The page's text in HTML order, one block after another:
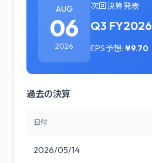
AUG
06
2026
次回決算発表
Q3 FY2026
EPS予想: ¥9.70
過去の決算
日付
2026/05/14